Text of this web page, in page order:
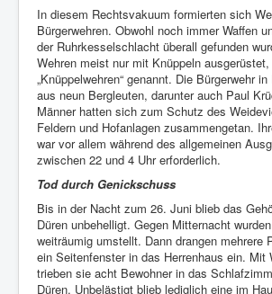
In diesem Rechtsvakuum formierten sich
Bürgerwehren. Obwohl noch immer Waffen
der Ruhrkesselschlacht überall gefunden
Wehren meist nur mit Knüppeln
„Knüppelwehren“ genannt. Die Bürgerwehr
aus neun Bergleuten, darunter auch Paul
Männer hatten sich zum Schutz des
Feldern und Hofanlagen zusammengetan.
war vor allem während des allgemeinen
zwischen 22 und 4 Uhr erforderlich.
Tod durch Genickschuss
Bis in der Nacht zum 26. Juni blieb das
Düren unbehelligt. Gegen Mitternacht
weiträumig umstellt. Dann drangen mehrere
ein Seitenfenster in das Herrenhaus ein. Mit
trieben sie acht Bewohner in das
Düren. Unbelästigt blieb lediglich eine im